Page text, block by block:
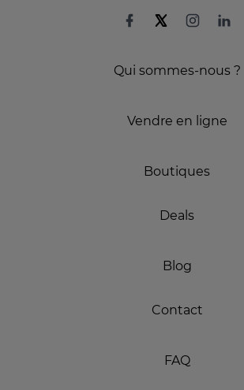
Qui sommes-nous ?
Vendre en ligne
Boutiques
Deals
Blog
Contact
FAQ